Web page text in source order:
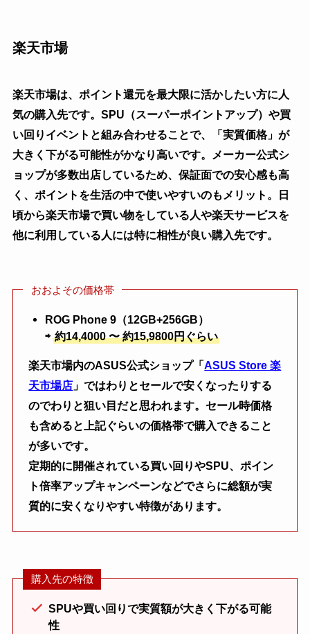
楽天市場
楽天市場は、ポイント還元を最大限に活かしたい方に人
気の購入先です。SPU（スーパーポイントアップ）や買
い回りイベントと組み合わせることで、「実質価格」が
大きく下がる可能性がかなり高いです。メーカー公式シ
ョップが多数出店しているため、保証面での安心感も高
く、ポイントを生活の中で使いやすいのもメリット。日
頃から楽天市場で買い物をしている人や楽天サービスを
他に利用している人には特に相性が良い購入先です。
おおよその価格帯
ROG Phone 9（12GB+256GB）
⇨約14,4000 〜 約15,9800円ぐらい
楽天市場内のASUS公式ショップ「ASUS Store 楽
天市場店 」ではわりとセールで安くなったりする
のでわりと狙い目だと思われます。セール時価格
も含めると上記ぐらいの価格帯で購入できること
が多いです。
定期的に開催されている買い回りやSPU、ポイン
ト倍率アップキャンペーンなどでさらに総額が実
質的に安くなりやすい特徴があります。
購入先の特徴
SPUや買い回りで実質額が大きく下がる可能
性